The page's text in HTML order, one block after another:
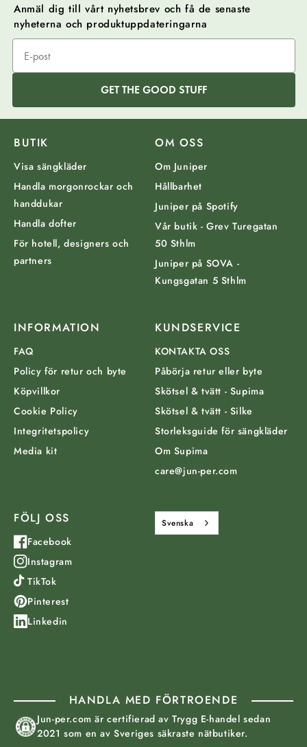
Anmäl dig till vårt nyhetsbrev och få de senaste
nyheterna och produktuppdateringarna
GET THE GOOD STUFF
BUTIK
Visa sängkläder
Handla morgonrockar och
handdukar
Handla dofter
För hotell, designers och
partners
OM OSS
Om Juniper
Hållbarhet
Juniper på Spotify
Vår butik - Grev Turegatan
50 Sthlm
Juniper på SOVA -
Kungsgatan 5 Sthlm
INFORMATION
FAQ
Policy för retur och byte
Köpvillkor
Cookie Policy
Integritetspolicy
Media kit
KUNDSERVICE
KONTAKTA OSS
Påbörja retur eller byte
Skötsel & tvätt - Supima
Skötsel & tvätt - Silke
Storleksguide för sängkläder
Om Supima
care@jun-per.com
FÖLJ OSS
Facebook
Instagram
TikTok
Pinterest
Linkedin
Svenska
HANDLA MED FÖRTROENDE
Jun-per.com är certifierad av Trygg E-handel sedan
2021 som en av Sveriges säkraste nätbutiker.